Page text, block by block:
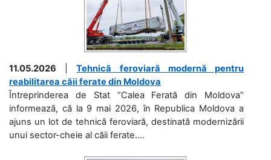
11.05.2026 |Tehnică feroviară modernă pentru
reabilitarea căii ferate din Moldova
Întreprinderea de Stat “Calea Ferată din Moldova”
informează, că la 9 mai 2026, în Republica Moldova a
ajuns un lot de tehnică feroviară, destinată modernizării
unui sector-cheie al căii ferate....